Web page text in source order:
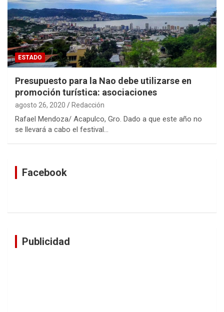
ESTADO
Presupuesto para la Nao debe utilizarse en
promoción turística: asociaciones
agosto 26, 2020 Redacción
Rafael Mendoza/ Acapulco, Gro. Dado a que este año no
se llevará a cabo el festival…
Facebook
Publicidad